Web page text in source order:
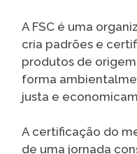
A FSC é uma
cria padrões e
produtos de
forma
justa e
A certificação do
de uma jornada